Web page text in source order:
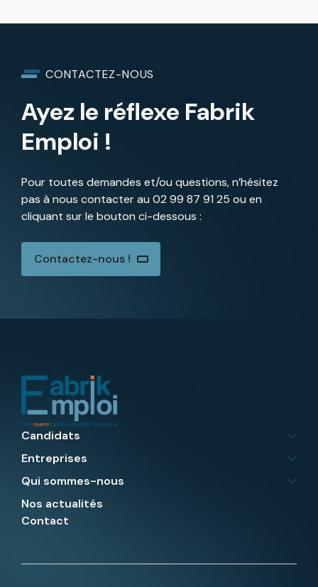
CONTACTEZ-NOUS
Ayez le réflexe Fabrik
Emploi !
Pour toutes demandes et/ou questions, n’hésitez
pas à nous contacter au 02 99 87 91 25 ou en
cliquant sur le bouton ci-dessous :
Contactez-nous !
Candidats
Entreprises
Qui sommes-nous
Nos actualités
Contact